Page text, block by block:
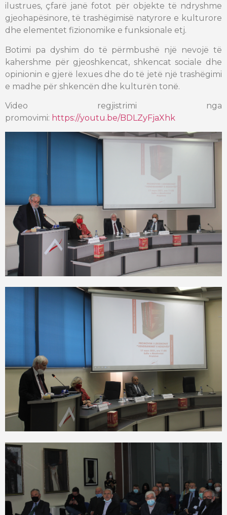
ilustrues, çfarë janë fotot për objekte të ndryshme
gjeohapësinore, të trashëgimisë natyrore e kulturore
dhe elementet fizionomike e funksionale etj.
Botimi pa dyshim do të përmbushë një nevojë të
kahershme për gjeoshkencat, shkencat sociale dhe
opinionin e gjerë lexues dhe do të jetë një trashëgimi
e madhe për shkencën dhe kulturën tonë.
Video regjistrimi nga
promovimi: https://youtu.be/BDLZyFjaXhk